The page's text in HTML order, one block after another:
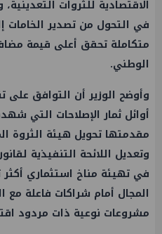
الاقتصادية للثروات
في التحول من تصدير الخامات
متكاملة تحقق أعلى قيمة
الوطني.
وأوضح الوزير أن التوافق على
أوائل ثمار الإصلاحات التي
مقدمتها تحويل هيئة الثروة
وتعديل اللائحة التنفيذية
في تهيئة مناخ استثماري أكثر
المجال أمام شراكات فاعلة مع
مشروعات نوعية ذات مردود